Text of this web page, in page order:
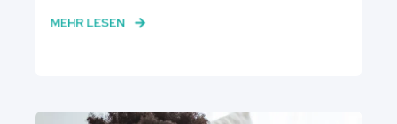
MEHR LESEN